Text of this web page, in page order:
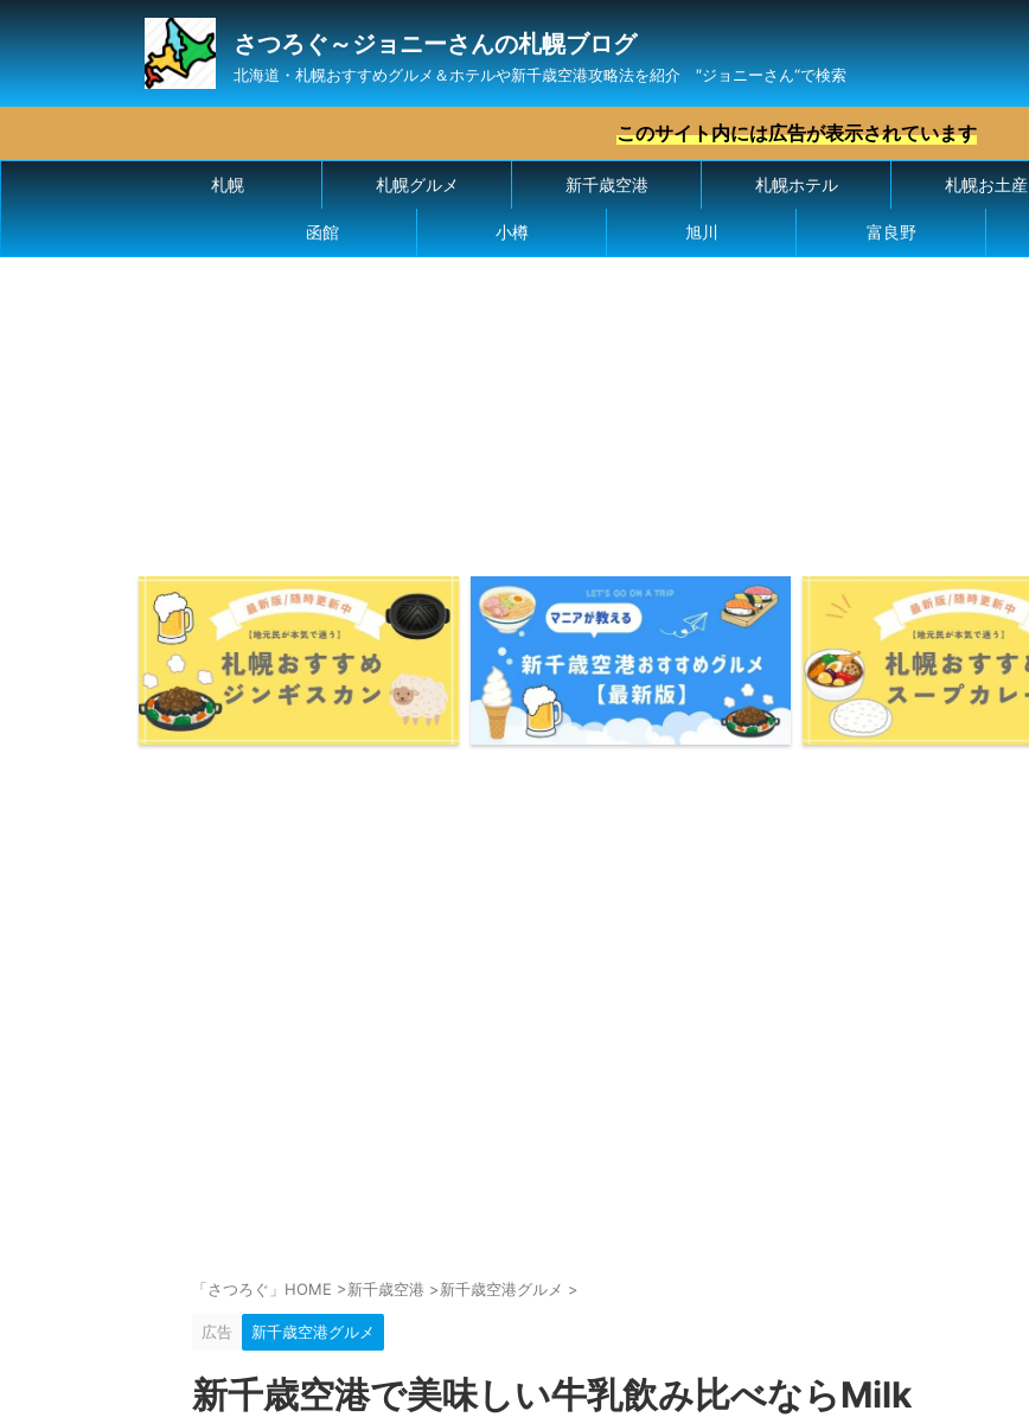
さつろぐ～ジョニーさんの札幌ブログ
北海道・札幌おすすめグルメ＆ホテルや新千歳空港攻略法を紹介 ″ジョニーさん“で検索
このサイト内には広告が表示されています
札幌 札幌グルメ 新千歳空港 札幌ホテル 札幌お土産
函館 小樽 旭川 富良野
「さつろぐ」HOME >新千歳空港 >新千歳空港グルメ >
広告 新千歳空港グルメ
新千歳空港で美味しい牛乳飲み比べならMilk